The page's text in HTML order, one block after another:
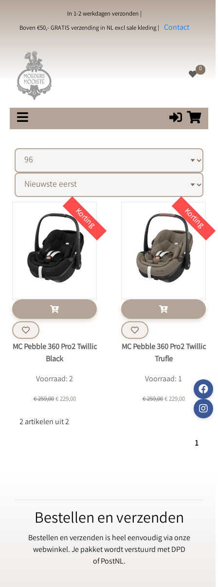
In 1-2 werkdagen verzonden |
Boven €50,- GRATIS verzending in NL excl sale kleding | Contact
0
Korting
MC Pebble 360 Pro2 Twillic
Black
Voorraad: 2
€ 259,00€ 229,00
Korting
MC Pebble 360 Pro2 Twillic
Trufle
Voorraad: 1
€ 259,00€ 229,00
2 artikelen uit 2
1
Bestellen en verzenden
Bestellen en verzenden is heel eenvoudig via onze
webwinkel. Je pakket wordt verstuurd met DPD
of PostNL.